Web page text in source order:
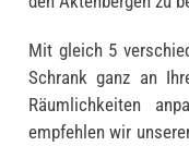
Mit gleich 5
Schrank ganz an
Räumlichkeiten
empfehlen wir